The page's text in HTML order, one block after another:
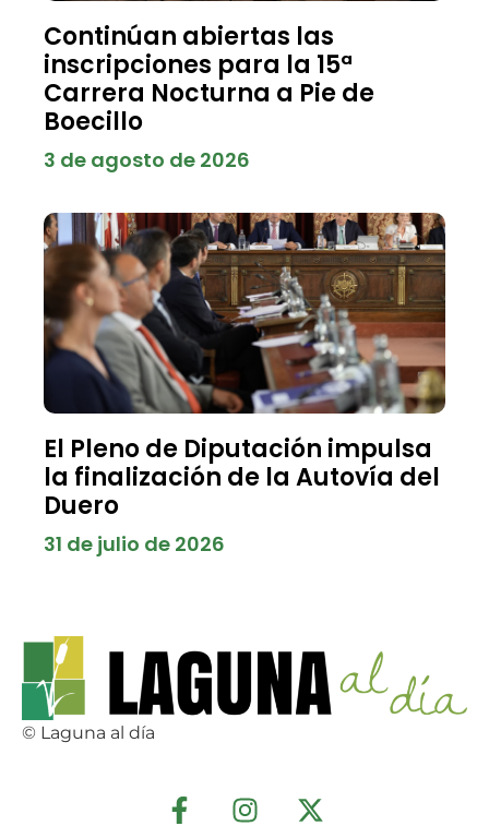
Continúan abiertas las
inscripciones para la 15ª
Carrera Nocturna a Pie de
Boecillo
3 de agosto de 2026
El Pleno de Diputación impulsa
la finalización de la Autovía del
Duero
31 de julio de 2026
© Laguna al día